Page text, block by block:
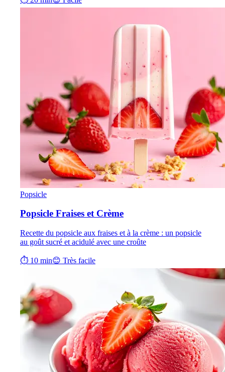
Popsicle
Popsicle Fraises et Crème
Recette du popsicle aux fraises et à la crème : un popsicle
au goût sucré et acidulé avec une croûte
⏱ 10 min😊 Très facile